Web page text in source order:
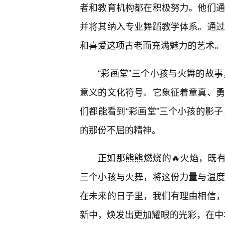
者和教育机构都在积极努力。他们
并将其纳入专业舞蹈教学体系。通
和喜爱这项古老而充满魅力的艺术。
“彩画堂”三个小孩与火舞的故
意义的文化符号。它象征着童真、
们都能看到“彩画堂”三个小孩的影
的那份不屈的精神。
正如那熊熊燃烧的🔥火焰，既
三个小孩与火舞，将这份力量与温
在未来的日子里，我们有理由相信
新中，焕发出更加耀眼的光彩，在